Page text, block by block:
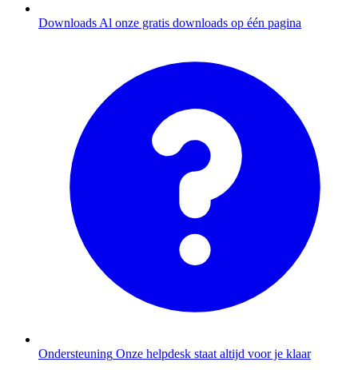
Downloads Al onze gratis downloads op één pagina
Ondersteuning Onze helpdesk staat altijd voor je klaar